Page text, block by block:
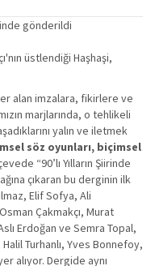
gönderildi
üstlendiği Haşhaşi,
yer alan imzalara, fikirlere ve
marjlarında, o tehlikeli
yalın ve iletmek
söz oyunları, biçimsel
“90’lı Yılların Şiirinde
çıkaran bu derginin ilk
Elif Sofya, Ali
Çakmakçı, Murat
Erdoğan ve Semra Topal,
Halil Turhanlı, Yves Bonnefoy,
alıyor. Dergide aynı